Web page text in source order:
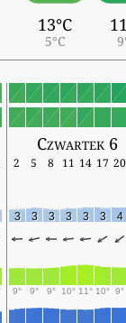
13°C
5°C
Czwartek 6
2 5 8 11 14 17 20
3 3 3 3 3 3 4
9° 9° 9° 10° 11° 10° 9°